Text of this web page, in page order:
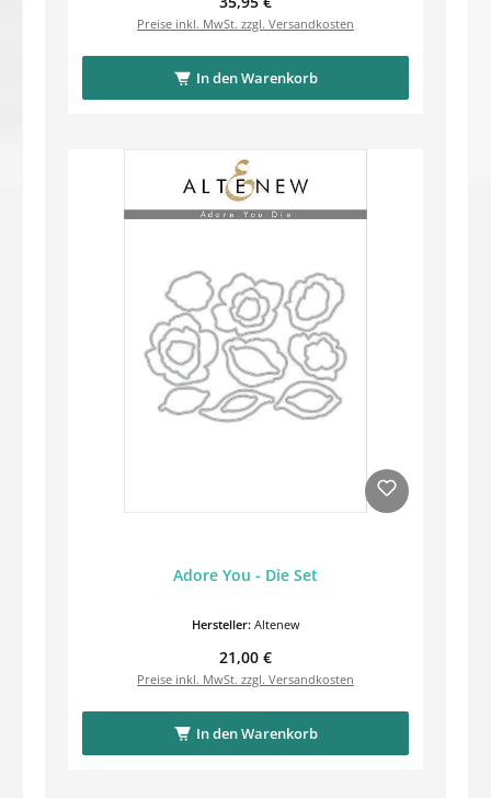
Preise inkl. MwSt. zzgl. Versandkosten
In den Warenkorb
Adore You - Die Set
Hersteller: Altenew
Regulärer Preis:
21,00 €
Preise inkl. MwSt. zzgl. Versandkosten
In den Warenkorb